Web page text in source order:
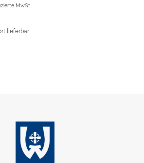
MwSt
lieferbar